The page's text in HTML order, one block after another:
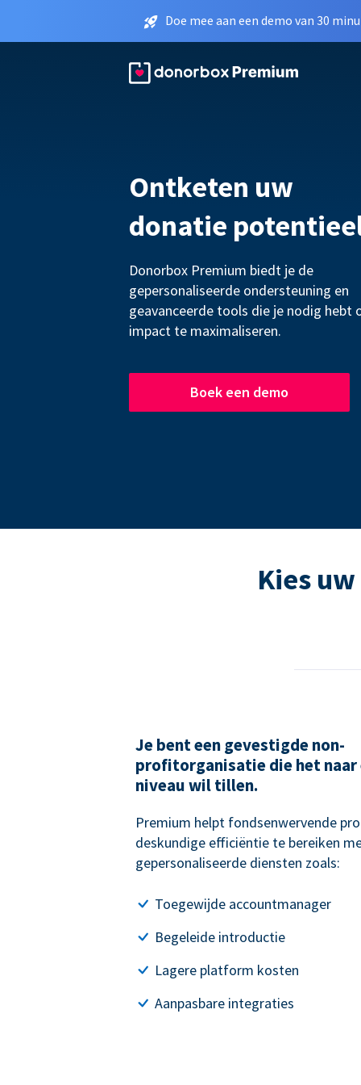
Doe mee aan een demo van 30
Ontketen uw
donatie
Donorbox Premium biedt je de
gepersonaliseerde ondersteuning en
geavanceerde tools die je nodig hebt
impact te maximaliseren.
Boek een demo
Kies
Je bent een gevestigde non-
profitorganisatie die het naar
niveau wil tillen.
Premium helpt fondsenwervende
deskundige efficiëntie te bereiken
gepersonaliseerde diensten zoals:
Toegewijde accountmanager
Begeleide introductie
Lagere platform kosten
Aanpasbare integraties